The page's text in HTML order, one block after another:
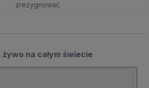
zrezygnować.
na całym świecie